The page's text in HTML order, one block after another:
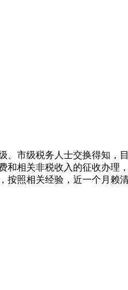
、市级税务人士交换得知，
相关非税收入的征收办理
按照相关经验，近一个月赖